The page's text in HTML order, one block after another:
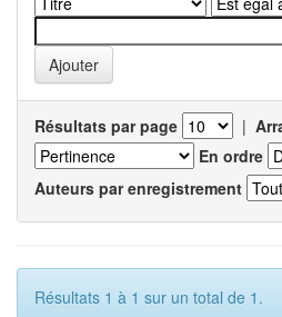
Résultats par page |
En ordre
Auteurs par enregistrement
Résultats 1 à 1 sur un total de 1.